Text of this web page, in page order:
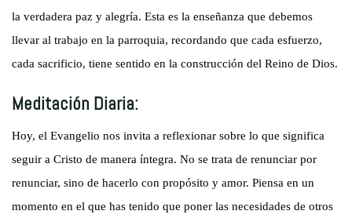
la verdadera paz y alegría. Esta es la enseñanza que debemos
llevar al trabajo en la parroquia, recordando que cada esfuerzo,
cada sacrificio, tiene sentido en la construcción del Reino de Dios.
Meditación Diaria:
Hoy, el Evangelio nos invita a reflexionar sobre lo que significa
seguir a Cristo de manera íntegra. No se trata de renunciar por
renunciar, sino de hacerlo con propósito y amor. Piensa en un
momento en el que has tenido que poner las necesidades de otros